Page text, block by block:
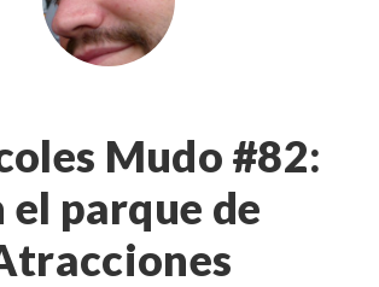
Mudo #82:
el parque de